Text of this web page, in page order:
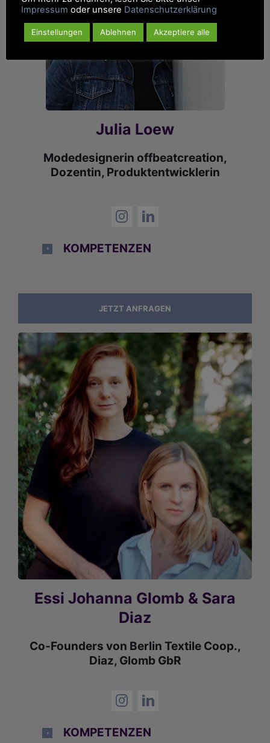
Julia Loew
Modedesignerin offbeatcreation,
Dozentin, Produktentwicklerin
KOMPETENZEN
JETZT ANFRAGEN
Essi Johanna Glomb & Sara
Diaz
Co-Founders von Berlin Textile Coop.,
Diaz, Glomb GbR
KOMPETENZEN
Impressum oder unsere Datenschutzerklärung
Einstellungen Ablehnen Akzeptiere alle